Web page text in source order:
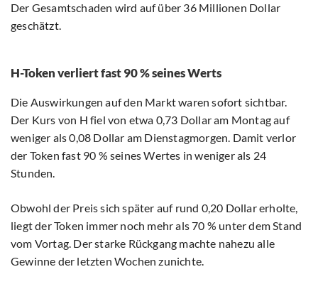
Der Gesamtschaden wird auf über 36 Millionen Dollar
geschätzt.
H-Token verliert fast 90 % seines Werts
Die Auswirkungen auf den Markt waren sofort sichtbar.
Der Kurs von H fiel von etwa 0,73 Dollar am Montag auf
weniger als 0,08 Dollar am Dienstagmorgen. Damit verlor
der Token fast 90 % seines Wertes in weniger als 24
Stunden.
Obwohl der Preis sich später auf rund 0,20 Dollar erholte,
liegt der Token immer noch mehr als 70 % unter dem Stand
vom Vortag. Der starke Rückgang machte nahezu alle
Gewinne der letzten Wochen zunichte.